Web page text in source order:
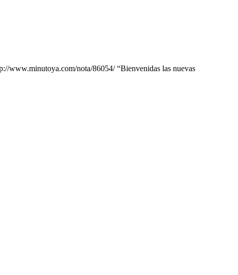
www.minutoya.com/nota/86054/ “Bienvenidas las nuevas